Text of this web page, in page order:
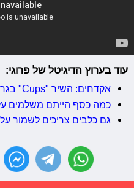
עוד בערוץ הדיגיטל של פרוגי:
אקדחים: השיר "Cups" בגרסה מיוחדת במינה!
כמה כסף הייתם משלמים על
גם כלבים צריכים לשמור על